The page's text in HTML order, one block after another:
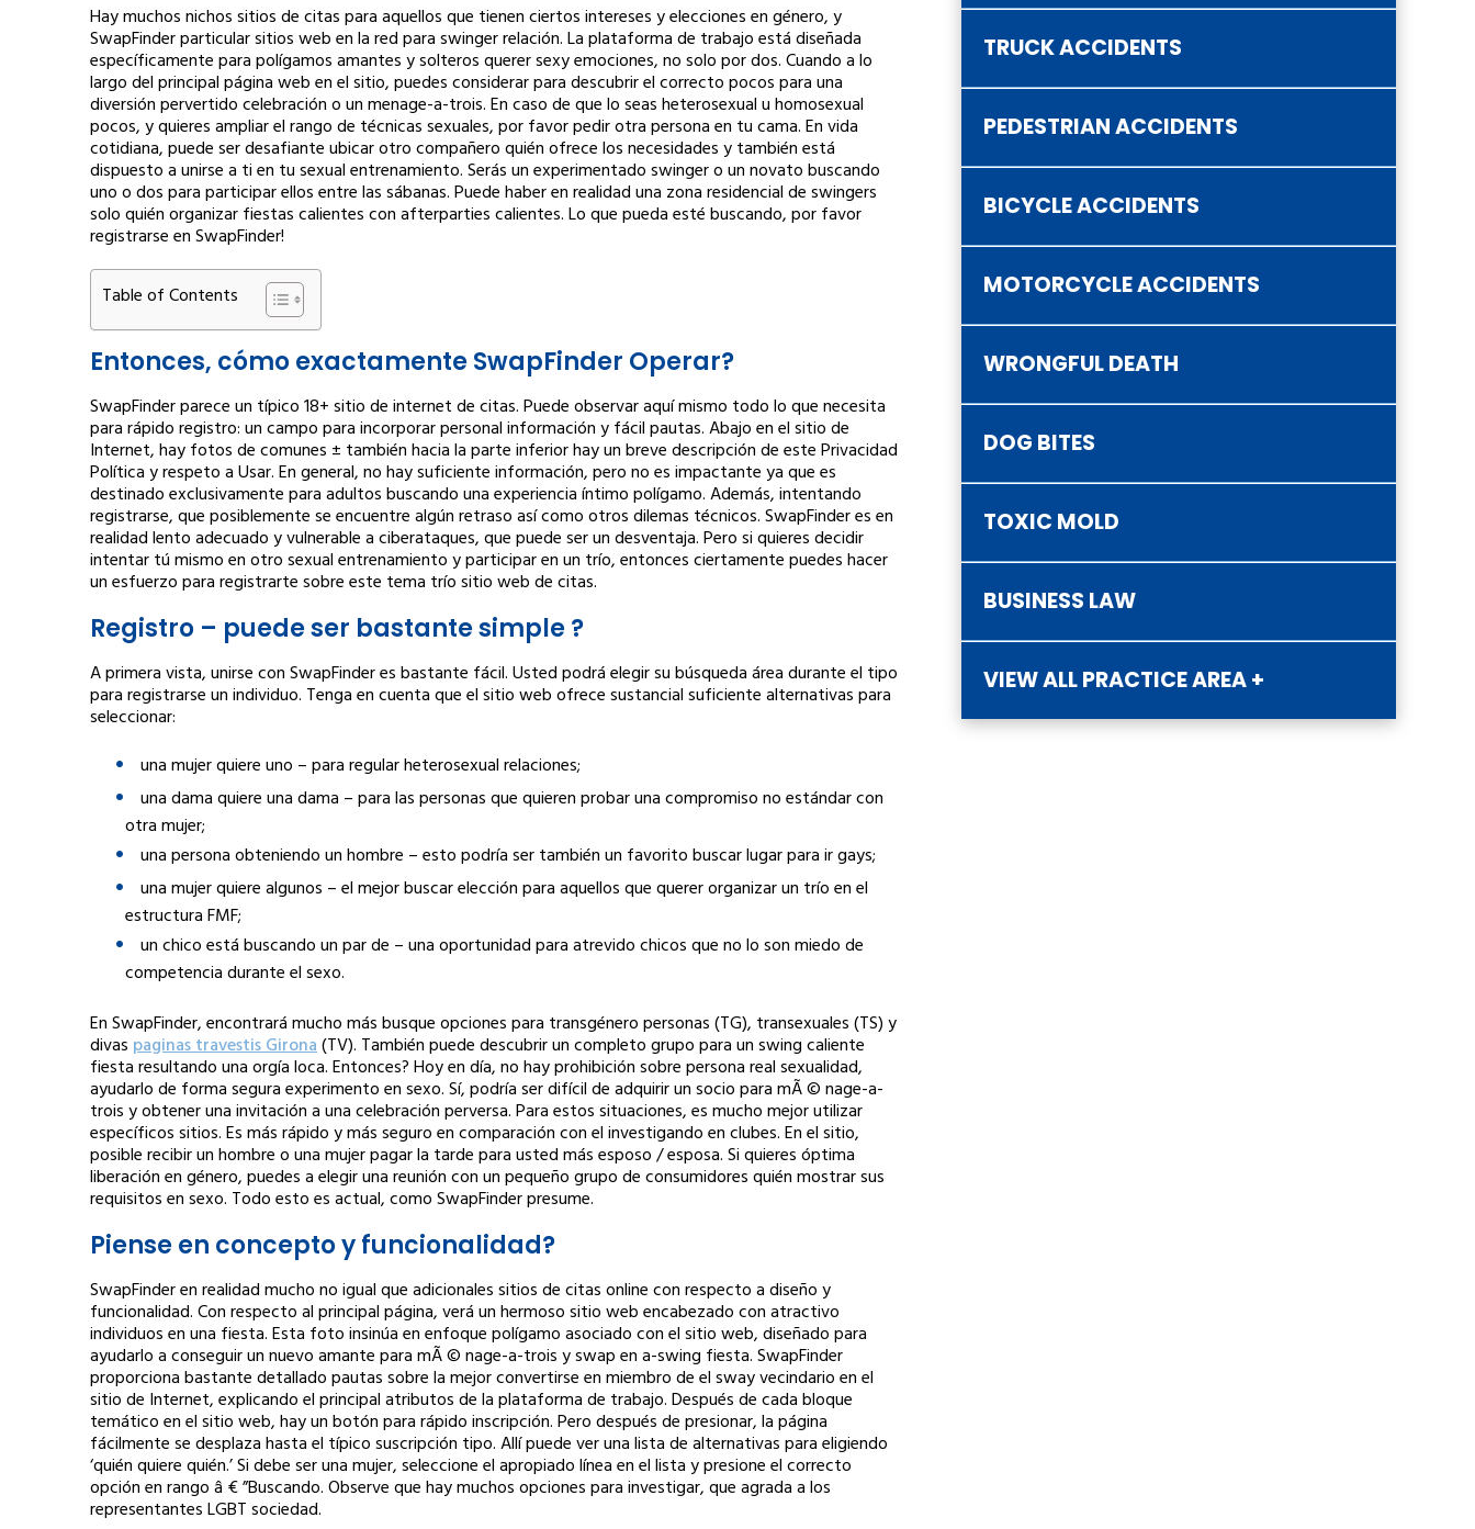
Hay muchos nichos sitios de citas para aquellos que tienen ciertos intereses y elecciones en género, y
SwapFinder particular sitios web en la red para swinger relación. La plataforma de trabajo está diseñada
específicamente para polígamos amantes y solteros querer sexy emociones, no solo por dos. Cuando a lo
largo del principal página web en el sitio, puedes considerar para descubrir el correcto pocos para una
diversión pervertido celebración o un menage-a-trois. En caso de que lo seas heterosexual u homosexual
pocos, y quieres ampliar el rango de técnicas sexuales, por favor pedir otra persona en tu cama. En vida
cotidiana, puede ser desafiante ubicar otro compañero quién ofrece los necesidades y también está
dispuesto a unirse a ti en tu sexual entrenamiento. Serás un experimentado swinger o un novato buscando
uno o dos para participar ellos entre las sábanas. Puede haber en realidad una zona residencial de swingers
solo quién organizar fiestas calientes con afterparties calientes. Lo que pueda esté buscando, por favor
registrarse en SwapFinder!
Table of Contents
Entonces, cómo exactamente SwapFinder Operar?
SwapFinder parece un típico 18+ sitio de internet de citas. Puede observar aquí mismo todo lo que necesita
para rápido registro: un campo para incorporar personal información y fácil pautas. Abajo en el sitio de
Internet, hay fotos de comunes ± también hacia la parte inferior hay un breve descripción de este Privacidad
Política y respeto a Usar. En general, no hay suficiente información, pero no es impactante ya que es
destinado exclusivamente para adultos buscando una experiencia íntimo polígamo. Además, intentando
registrarse, que posiblemente se encuentre algún retraso así como otros dilemas técnicos. SwapFinder es en
realidad lento adecuado y vulnerable a ciberataques, que puede ser un desventaja. Pero si quieres decidir
intentar tú mismo en otro sexual entrenamiento y participar en un trío, entonces ciertamente puedes hacer
un esfuerzo para registrarte sobre este tema trío sitio web de citas.
Registro – puede ser bastante simple ?
A primera vista, unirse con SwapFinder es bastante fácil. Usted podrá elegir su búsqueda área durante el tipo
para registrarse un individuo. Tenga en cuenta que el sitio web ofrece sustancial suficiente alternativas para
seleccionar:
una mujer quiere uno – para regular heterosexual relaciones;
una dama quiere una dama – para las personas que quieren probar una compromiso no estándar con
otra mujer;
una persona obteniendo un hombre – esto podría ser también un favorito buscar lugar para ir gays;
una mujer quiere algunos – el mejor buscar elección para aquellos que querer organizar un trío en el
estructura FMF;
un chico está buscando un par de – una oportunidad para atrevido chicos que no lo son miedo de
competencia durante el sexo.
En SwapFinder, encontrará mucho más busque opciones para transgénero personas (TG), transexuales (TS) y
divas paginas travestis Girona(TV). También puede descubrir un completo grupo para un swing caliente
fiesta resultando una orgía loca. Entonces? Hoy en día, no hay prohibición sobre persona real sexualidad,
ayudarlo de forma segura experimento en sexo. Sí, podría ser difícil de adquirir un socio para mÃ © nage-a-
trois y obtener una invitación a una celebración perversa. Para estos situaciones, es mucho mejor utilizar
específicos sitios. Es más rápido y más seguro en comparación con el investigando en clubes. En el sitio,
posible recibir un hombre o una mujer pagar la tarde para usted más esposo / esposa. Si quieres óptima
liberación en género, puedes a elegir una reunión con un pequeño grupo de consumidores quién mostrar sus
requisitos en sexo. Todo esto es actual, como SwapFinder presume.
Piense en concepto y funcionalidad?
SwapFinder en realidad mucho no igual que adicionales sitios de citas online con respecto a diseño y
funcionalidad. Con respecto al principal página, verá un hermoso sitio web encabezado con atractivo
individuos en una fiesta. Esta foto insinúa en enfoque polígamo asociado con el sitio web, diseñado para
ayudarlo a conseguir un nuevo amante para mÃ © nage-a-trois y swap en a-swing fiesta. SwapFinder
proporciona bastante detallado pautas sobre la mejor convertirse en miembro de el sway vecindario en el
sitio de Internet, explicando el principal atributos de la plataforma de trabajo. Después de cada bloque
temático en el sitio web, hay un botón para rápido inscripción. Pero después de presionar, la página
fácilmente se desplaza hasta el típico suscripción tipo. Allí puede ver una lista de alternativas para eligiendo
‘quién quiere quién.’ Si debe ser una mujer, seleccione el apropiado línea en el lista y presione el correcto
opción en rango â € ”Buscando. Observe que hay muchos opciones para investigar, que agrada a los
representantes LGBT sociedad.
TRUCK ACCIDENTS
PEDESTRIAN ACCIDENTS
BICYCLE ACCIDENTS
MOTORCYCLE ACCIDENTS
WRONGFUL DEATH
DOG BITES
TOXIC MOLD
BUSINESS LAW
VIEW ALL PRACTICE AREA +